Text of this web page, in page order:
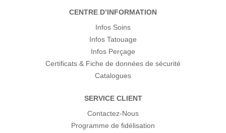
CENTRE D’INFORMATION
Infos Soins
Infos Tatouage
Infos Perçage
Certificats & Fiche de données de sécurité
Catalogues
SERVICE CLIENT
Contactez-Nous
Programme de fidélisation